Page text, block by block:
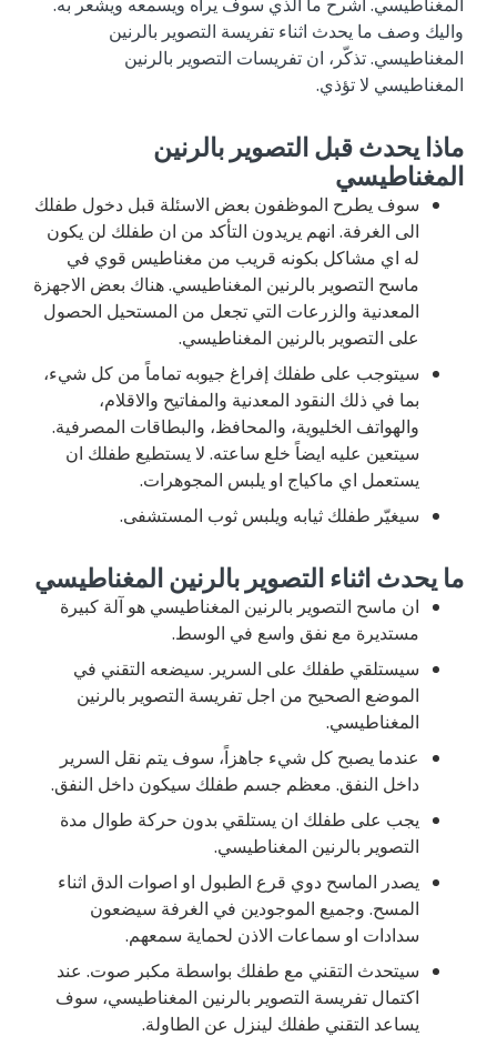
واليك وصف ما يحدث اثناء تفريسة التصوير بالرنين
المغناطيسي. تذكّر، ان تفريسات التصوير بالرنين
المغناطيسي لا تؤذي.
ماذا يحدث قبل التصوير بالرنين
المغناطيسي
سوف يطرح الموظفون بعض الاسئلة قبل دخول طفلك
الى الغرفة. انهم يريدون التأكد من ان طفلك لن يكون
له اي مشاكل بكونه قريب من مغناطيس قوي في
ماسح التصوير بالرنين المغناطيسي. هناك بعض الاجهزة
المعدنية والزرعات التي تجعل من المستحيل الحصول
على التصوير بالرنين المغناطيسي.
سيتوجب على طفلك إفراغ جيوبه تماماً من كل شيء،
بما في ذلك النقود المعدنية والمفاتيح والاقلام،
والهواتف الخليوية، والمحافظ، والبطاقات المصرفية.
سيتعين عليه ايضاً خلع ساعته. لا يستطيع طفلك ان
يستعمل اي ماكياج او يلبس المجوهرات.
سيغيّر طفلك ثيابه ويلبس ثوب المستشفى.
ما يحدث اثناء التصوير بالرنين المغناطيسي
ان ماسح التصوير بالرنين المغناطيسي هو آلة كبيرة
مستديرة مع نفق واسع في الوسط.
سيستلقي طفلك على السرير. سيضعه التقني في
الموضع الصحيح من اجل تفريسة التصوير بالرنين
المغناطيسي.
عندما يصبح كل شيء جاهزاً، سوف يتم نقل السرير
داخل النفق. معظم جسم طفلك سيكون داخل النفق.
يجب على طفلك ان يستلقي بدون حركة طوال مدة
التصوير بالرنين المغناطيسي.
يصدر الماسح دوي قرع الطبول او اصوات الدق اثناء
المسح. وجميع الموجودين في الغرفة سيضعون
سدادات او سماعات الاذن لحماية سمعهم.
سيتحدث التقني مع طفلك بواسطة مكبر صوت. عند
اكتمال تفريسة التصوير بالرنين المغناطيسي، سوف
يساعد التقني طفلك لينزل عن الطاولة.